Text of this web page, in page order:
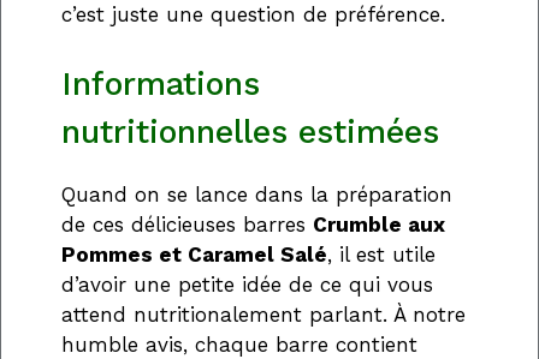
c’est juste une question de préférence.
Informations
nutritionnelles estimées
Quand on se lance dans la préparation
de ces délicieuses barres Crumble aux
Pommes et Caramel Salé, il est utile
d’avoir une petite idée de ce qui vous
attend nutritionalement parlant. À notre
humble avis, chaque barre contient